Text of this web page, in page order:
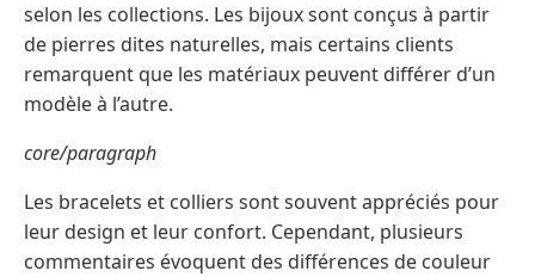
selon les collections. Les bijoux sont conçus à partir
de pierres dites naturelles, mais certains clients
remarquent que les matériaux peuvent différer d’un
modèle à l’autre.
core/paragraph
Les bracelets et colliers sont souvent appréciés pour
leur design et leur confort. Cependant, plusieurs
commentaires évoquent des différences de couleur